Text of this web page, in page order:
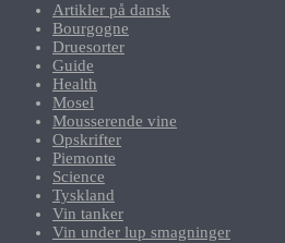
Artikler på dansk
Bourgogne
Druesorter
Guide
Health
Mosel
Mousserende vine
Opskrifter
Piemonte
Science
Tyskland
Vin tanker
Vin under lup smagninger